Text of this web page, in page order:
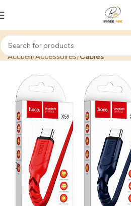
Accueil Accessoires Câbles